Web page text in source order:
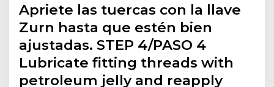
Apriete las tuercas con la llave
Zurn hasta que estén bien
ajustadas. STEP 4/PASO 4
Lubricate fitting threads with
petroleum jelly and reapply